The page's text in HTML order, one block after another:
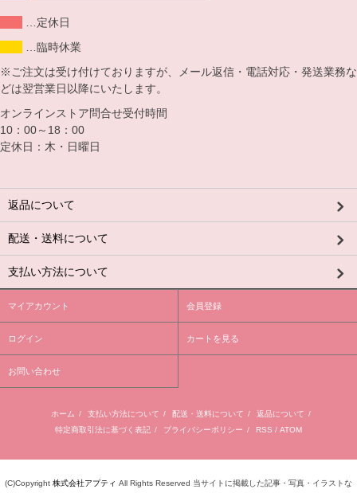
…定休日
…臨時休業
※ご注文は受け付けておりますが、メール返信・電話対応・発送業務な
どは翌営業日以降にいたします。
オンラインストア問合せ受付時間
10：00～18：00
定休日：木・日曜日
返品について
配送・送料について
支払い方法について
マイアカウント 会員登録
ログイン カートを見る
お問い合わせ
ホーム / 支払い方法について / 配送・送料について / 返品について /
特定商取引法に基づく表記 / プライバシーポリシー / RSS / ATOM
(C)Copyright 株式会社アプティ All Rights Reserved 当サイトに掲載した記事・写真・イラストな